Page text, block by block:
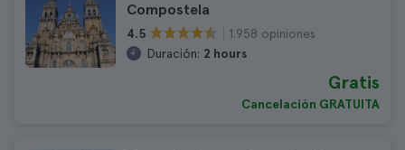
Compostela
4.5
1.958 opiniones
Duración: 2 hours
Gratis
Cancelación GRATUITA